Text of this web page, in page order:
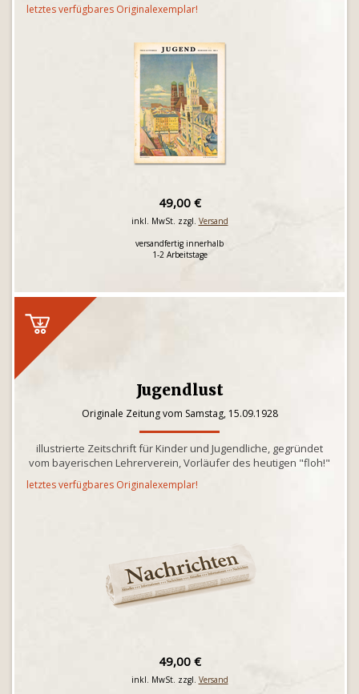
letztes verfügbares Originalexemplar!
49,00 €
inkl. MwSt. zzgl. Versand
versandfertig innerhalb
1-2 Arbeitstage
Jugendlust
Originale Zeitung vom Samstag, 15.09.1928
illustrierte Zeitschrift für Kinder und Jugendliche, gegründet
vom bayerischen Lehrerverein, Vorläufer des heutigen "floh!"
letztes verfügbares Originalexemplar!
49,00 €
inkl. MwSt. zzgl. Versand